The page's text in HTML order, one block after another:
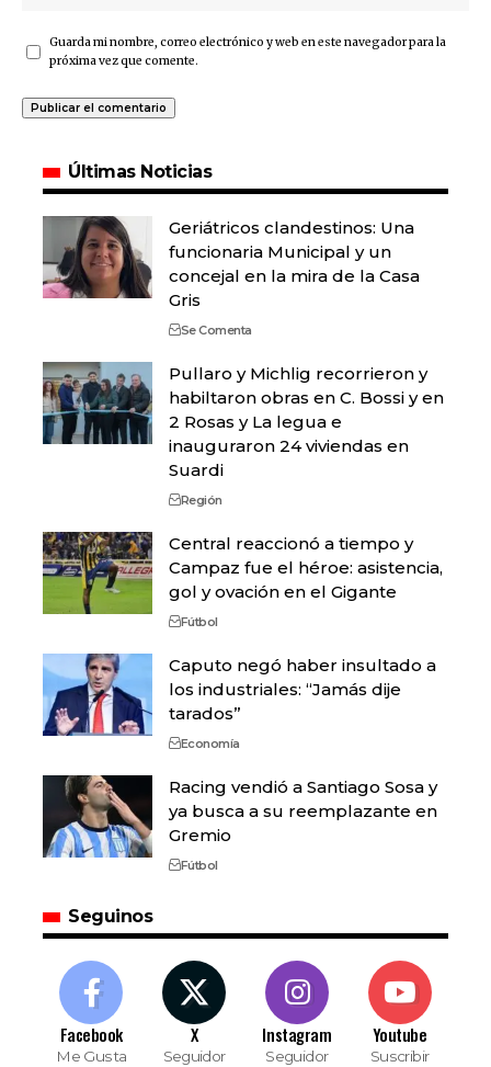
Guarda mi nombre, correo electrónico y web en este navegador para la
próxima vez que comente.
Últimas Noticias
Geriátricos clandestinos: Una
funcionaria Municipal y un
concejal en la mira de la Casa
Gris
Se Comenta
Pullaro y Michlig recorrieron y
habiltaron obras en C. Bossi y en
2 Rosas y La legua e
inauguraron 24 viviendas en
Suardi
Región
Central reaccionó a tiempo y
Campaz fue el héroe: asistencia,
gol y ovación en el Gigante
Fútbol
Caputo negó haber insultado a
los industriales: “Jamás dije
tarados”
Economía
Racing vendió a Santiago Sosa y
ya busca a su reemplazante en
Gremio
Fútbol
Seguinos
Facebook
Me Gusta
X
Seguidor
Instagram
Seguidor
Youtube
Suscribir